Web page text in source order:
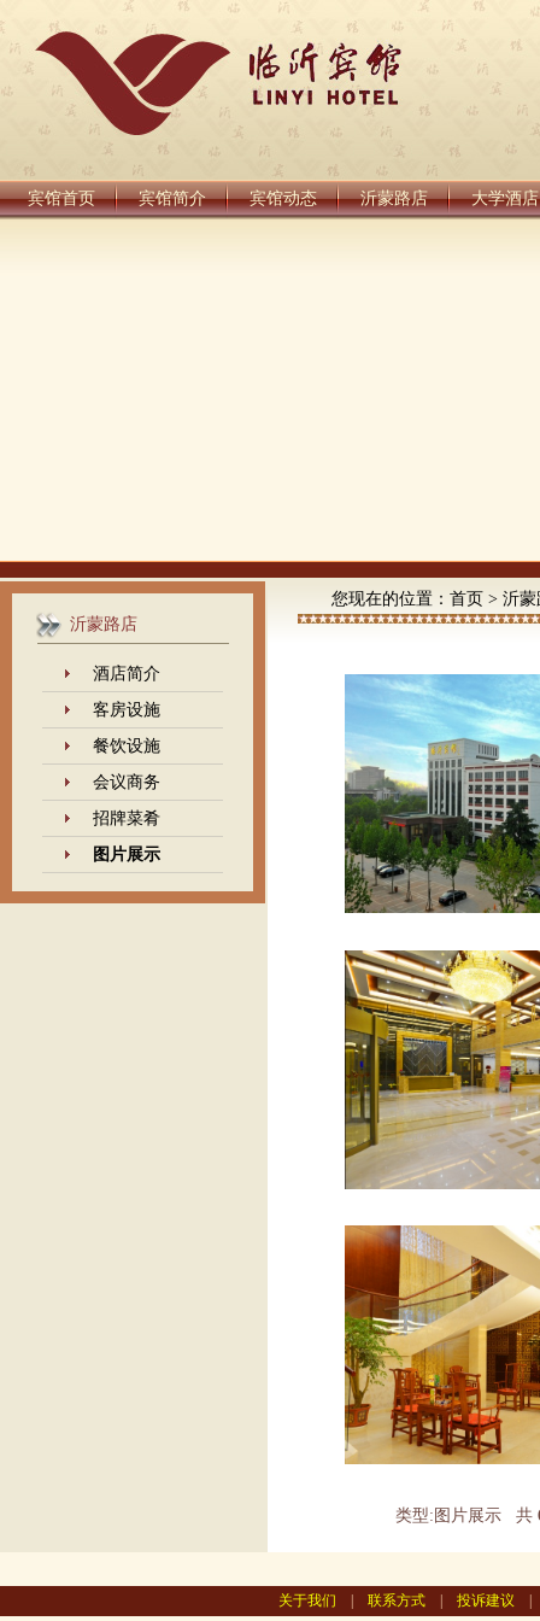
宾馆首页 宾馆简介 宾馆动态 沂蒙路店 大学酒店
沂蒙路店
酒店简介
客房设施
餐饮设施
会议商务
招牌菜肴
图片展示
您现在的位置： 首页 > 沂蒙
类型:图片展示 共
关于我们 联系方式 投诉建议